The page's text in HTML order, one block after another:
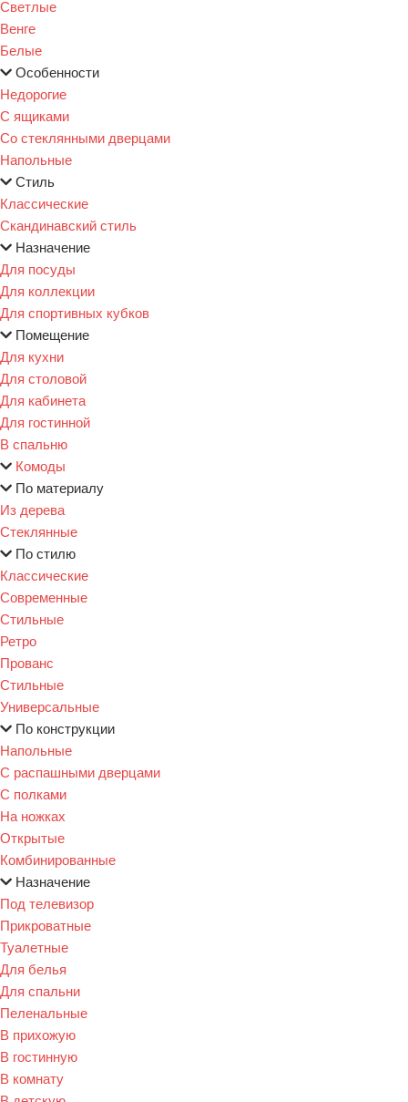
Светлые
Венге
Белые
Особенности
Недорогие
С ящиками
Со стеклянными дверцами
Напольные
Стиль
Классические
Скандинавский стиль
Назначение
Для посуды
Для коллекции
Для спортивных кубков
Помещение
Для кухни
Для столовой
Для кабинета
Для гостинной
В спальню
Комоды
По материалу
Из дерева
Стеклянные
По стилю
Классические
Современные
Стильные
Ретро
Прованс
Стильные
Универсальные
По конструкции
Напольные
С распашными дверцами
С полками
На ножках
Открытые
Комбинированные
Назначение
Под телевизор
Прикроватные
Туалетные
Для белья
Для спальни
Пеленальные
В прихожую
В гостинную
В комнату